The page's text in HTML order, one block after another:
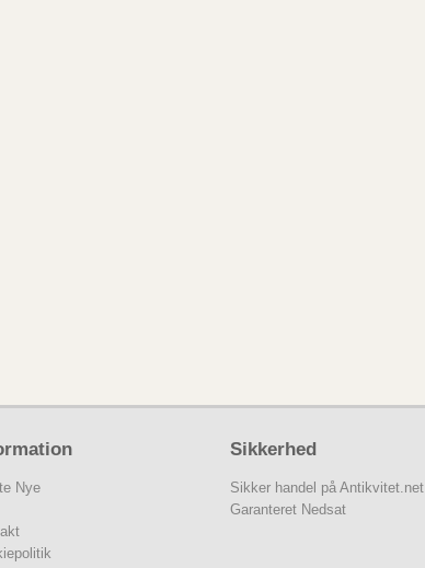
Nye
Sikkerhed
Sikker handel på Antikvitet.net
Garanteret Nedsat